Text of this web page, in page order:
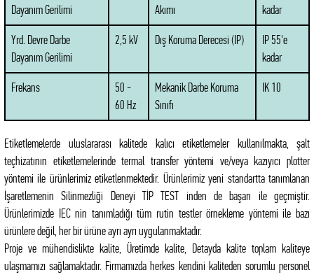
Dayanım Gerilimi
Akımı
kadar
Yrd. Devre Darbe
Dayanım Gerilimi
2,5 kV Dış Koruma Derecesi (IP)
IP 55'e
kadar
Frekans
50 -
60 Hz
Mekanik Darbe Koruma
Sınıfı
IK 10
Etiketlemelerde uluslararası kalitede kalıcı etiketlemeler kullanılmakta, şalt
teçhizatının etiketlemelerinde termal transfer yöntemi ve/veya kazıyıcı plotter
yöntemi ile ürünlerimiz etiketlenmektedir. Ürünlerimiz yeni standartta tanımlanan
İşaretlemenin Silinmezliği Deneyi TİP TEST inden de başarı ile geçmiştir.
Ürünlerimizde IEC nin tanımladığı tüm rutin testler örnekleme yöntemi ile bazı
ürünlere değil, her bir ürüne ayrı ayrı uygulanmaktadır.
Proje ve mühendislikte kalite, Üretimde kalite, Detayda kalite toplam kaliteye
ulaşmamızı sağlamaktadır. Firmamızda herkes kendini kaliteden sorumlu personel